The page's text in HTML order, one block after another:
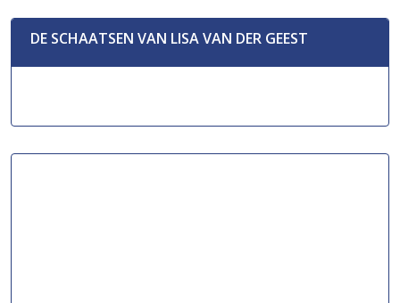
DE SCHAATSEN VAN LISA VAN DER GEEST